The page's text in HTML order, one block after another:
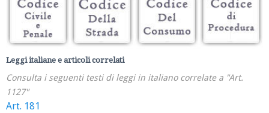
Leggi italiane e articoli correlati
Consulta i seguenti testi di leggi in italiano correlate a "Art.
1127"
Art. 181